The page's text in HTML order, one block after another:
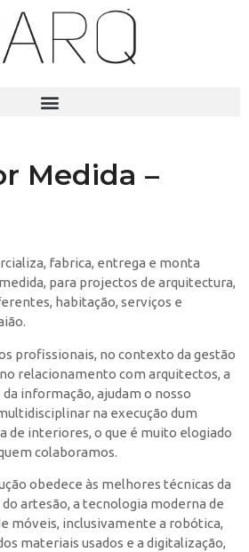
Medida –
fabrica, entrega e monta
para projectos de arquitectura,
habitação, serviços e
profissionais, no contexto da gestão
relacionamento com arquitectos, a
informação, ajudam o nosso
na execução dum
de interiores, o que é muito elogiado
colaboramos.
obedece às melhores técnicas da
artesão, a tecnologia moderna de
móveis, inclusivamente a robótica,
materiais usados e a digitalização,